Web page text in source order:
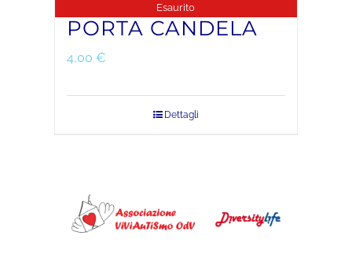
Esaurito
PORTA CANDELA
4,00 €
Dettagli